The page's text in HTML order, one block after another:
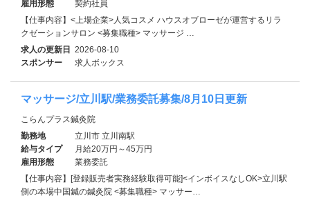
雇用形態
契約社員
【仕事内容】<上場企業>人気コスメ ハウスオブローゼが運営するリラ
クゼーションサロン <募集職種> マッサージ …
求人の更新日 2026-08-10
スポンサー
求人ボックス
マッサージ/立川駅/業務委託募集/8月10日更新
こらんプラス鍼灸院
勤務地
立川市 立川南駅
給与タイプ
月給20万円～45万円
雇用形態
業務委託
【仕事内容】[登録販売者実務経験取得可能]<インボイスなしOK>立川駅
側の本場中国鍼の鍼灸院 <募集職種> マッサー…